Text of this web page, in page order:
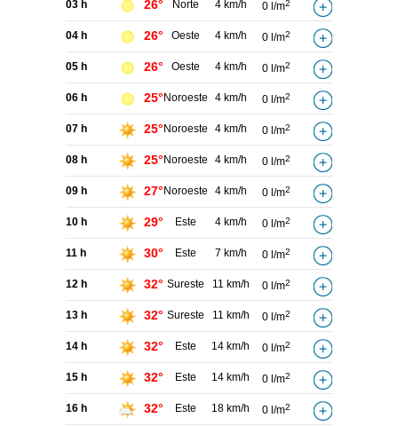
03 h 26° Norte 4 km/h 0 l/m2
04 h 26° Oeste 4 km/h 0 l/m2
05 h 26° Oeste 4 km/h 0 l/m2
06 h 25° Noroeste 4 km/h 0 l/m2
07 h 25° Noroeste 4 km/h 0 l/m2
08 h 25° Noroeste 4 km/h 0 l/m2
09 h 27° Noroeste 4 km/h 0 l/m2
10 h 29° Este 4 km/h 0 l/m2
11 h 30° Este 7 km/h 0 l/m2
12 h 32° Sureste 11 km/h 0 l/m2
13 h 32° Sureste 11 km/h 0 l/m2
14 h 32° Este 14 km/h 0 l/m2
15 h 32° Este 14 km/h 0 l/m2
16 h 32° Este 18 km/h 0 l/m2